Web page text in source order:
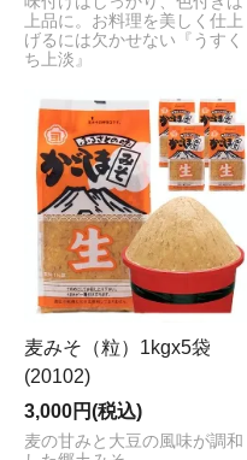
上品に。お料理を美しく仕上
げるには欠かせない『うすく
ち上淡』
麦みそ（粒）1kgx5袋
(20102)
3,000円(税込)
麦の甘みと大豆の風味が調和